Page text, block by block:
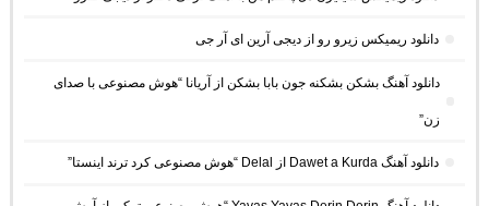
دانلود ریمیکس زیرو رو از دیجی آرین ای آر جی
دانلود آهنگ بشکن بشکنه جون بابا بشکن از آریانا “هوش مصنوعی با صدای
زن”
دانلود آهنگ Dawet a Kurda از Delal “هوش مصنوعی کرد ترند اینستا”